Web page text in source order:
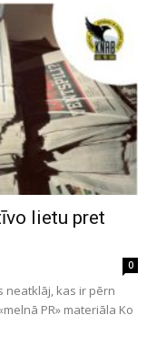
lietu pret
0
neatklāj, kas ir pērn
PR» materiāla Ko